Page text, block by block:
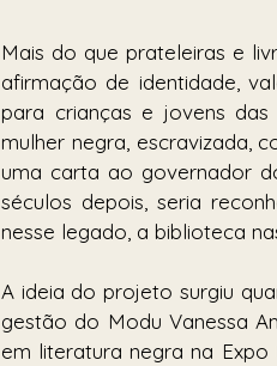
Mais do que prateleiras e
afirmação de identidade,
para crianças e jovens das
mulher negra, escravizada,
uma carta ao governador
séculos depois, seria
nesse legado, a biblioteca
A ideia do projeto surgiu
gestão do Modu Vanessa
em literatura negra na